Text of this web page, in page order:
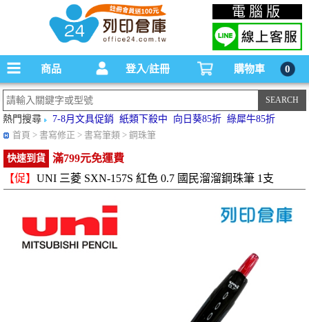
碳粉匣，墨水匣,原廠碳粉匣，副廠碳粉匣，環保碳粉匣,連續供墨印表機-office24列印
倉庫線上購物手機版
電腦版
商品 登入/註冊 購物車 0
熱門搜尋 7-8月文具促銷 紙類下殺中 向日葵85折 綠犀牛85折
首頁 > 書寫修正 > 書寫筆類 > 鋼珠筆
快速到貨
滿799元免運費
【促】 UNI 三菱 SXN-157S 紅色 0.7 國民溜溜鋼珠筆 1支